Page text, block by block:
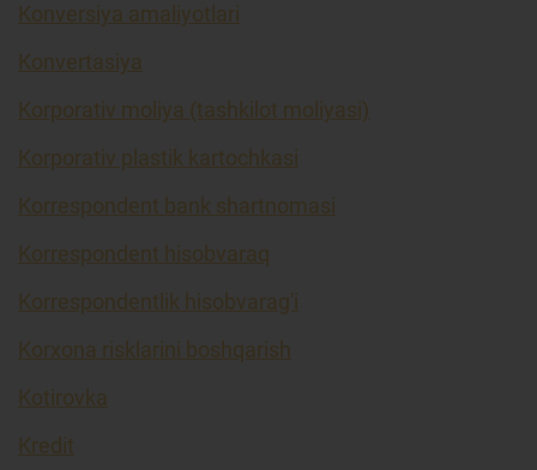
Konversiya amaliyotlari
Konvertasiya
Korporativ moliya (tashkilot moliyasi)
Korporativ plastik kartochkasi
Korrespondent bank shartnomasi
Korrespondent hisobvaraq
Korrespondentlik hisobvarag'i
Korxona risklarini boshqarish
Kotirovka
Kredit